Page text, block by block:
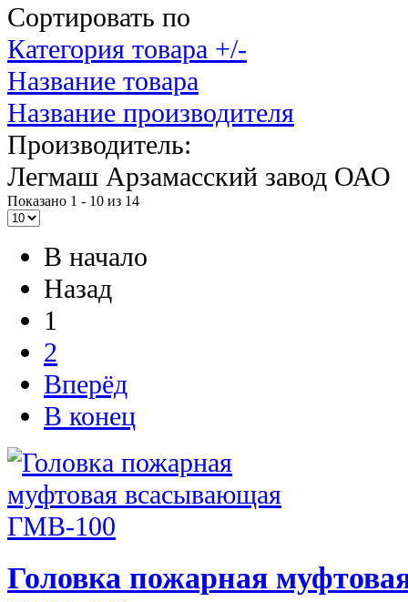
Сортировать по
Категория товара +/-
Название товара
Название производителя
Производитель:
Легмаш Арзамасский завод ОАО
Показано 1 - 10 из 14
В начало
Назад
1
2
Вперёд
В конец
Головка пожарная